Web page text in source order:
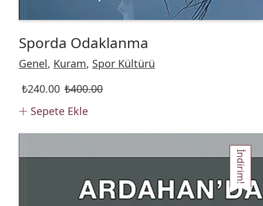
Sporda Odaklanma
Genel, Kuram, Spor Kültürü
₺400.00
₺240.00
Sepete Ekle
İndirim!